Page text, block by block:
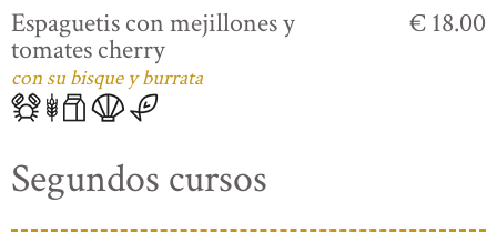
Espaguetis con mejillones y
tomates cherry
con su bisque y burrata
€ 18.00
Segundos cursos